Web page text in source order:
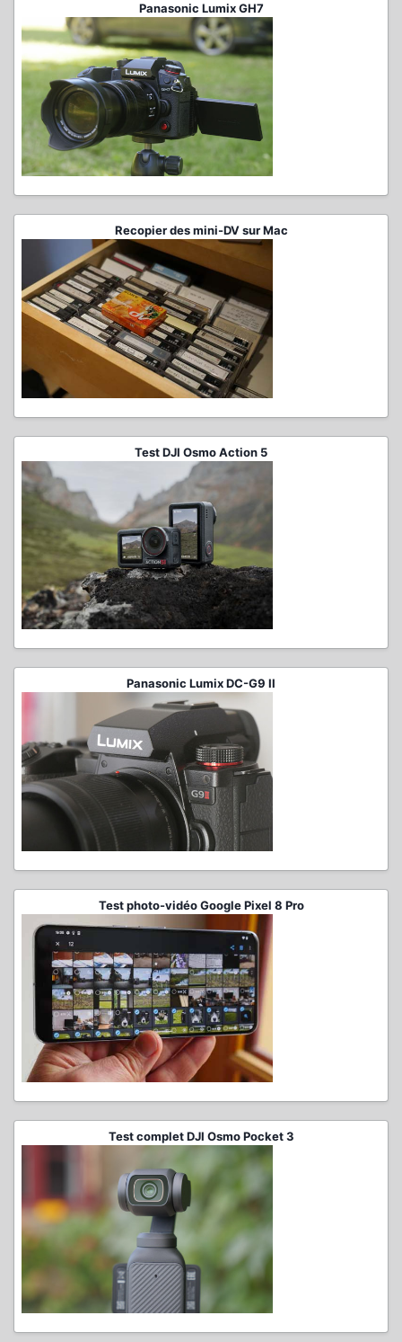
Panasonic Lumix GH7
Recopier des mini-DV sur Mac
Test DJI Osmo Action 5
Panasonic Lumix DC-G9 II
Test photo-vidéo Google Pixel 8 Pro
Test complet DJI Osmo Pocket 3